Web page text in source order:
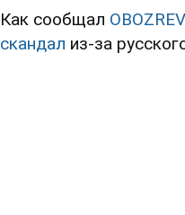
Как сообщал
скандал из-за